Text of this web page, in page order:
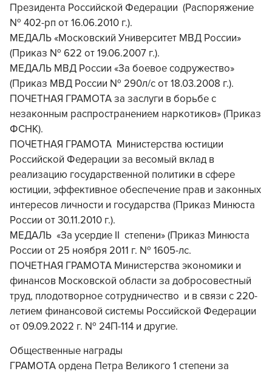
Президента Российской Федерации (Распоряжение
№ 402-рп от 16.06.2010 г.).
МЕДАЛЬ «Московский Университет МВД России»
(Приказ № 622 от 19.06.2007 г.).
МЕДАЛЬ МВД России «За боевое содружество»
(Приказ МВД России № 290л/с от 18.03.2008 г.).
ПОЧЕТНАЯ ГРАМОТА за заслуги в борьбе с
незаконным распространением наркотиков» (Приказ
ФСНК).
ПОЧЕТНАЯ ГРАМОТА Министерства юстиции
Российской Федерации за весомый вклад в
реализацию государственной политики в сфере
юстиции, эффективное обеспечение прав и законных
интересов личности и государства (Приказ Минюста
России от 30.11.2010 г.).
МЕДАЛЬ «За усердие II степени» (Приказ Минюста
России от 25 ноября 2011 г. № 1605-лс.
ПОЧЕТНАЯ ГРАМОТА Министерства экономики и
финансов Московской области за добросовестный
труд, плодотворное сотрудничество и в связи с 220-
летием финансовой системы Российской Федерации
от 09.09.2022 г. № 24П-114 и другие.
Общественные награды
ГРАМОТА ордена Петра Великого 1 степени за